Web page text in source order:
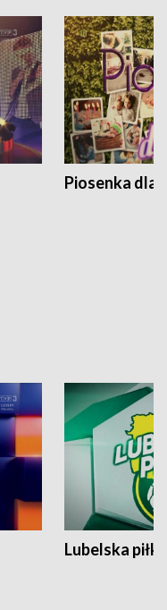
Piosenka dla
Lubelska piłka